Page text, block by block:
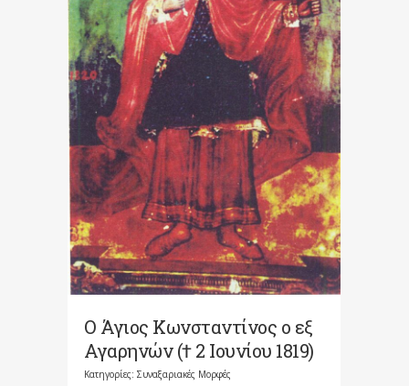
Ο Άγιος Κωνσταντίνος ο εξ
Αγαρηνών († 2 Ιουνίου 1819)
Κατηγορίες: Συναξαριακές Μορφές